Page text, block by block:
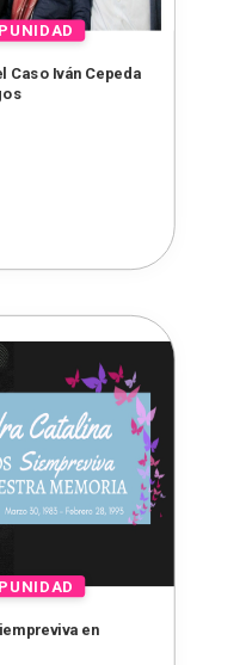
Caso Iván Cepeda
en